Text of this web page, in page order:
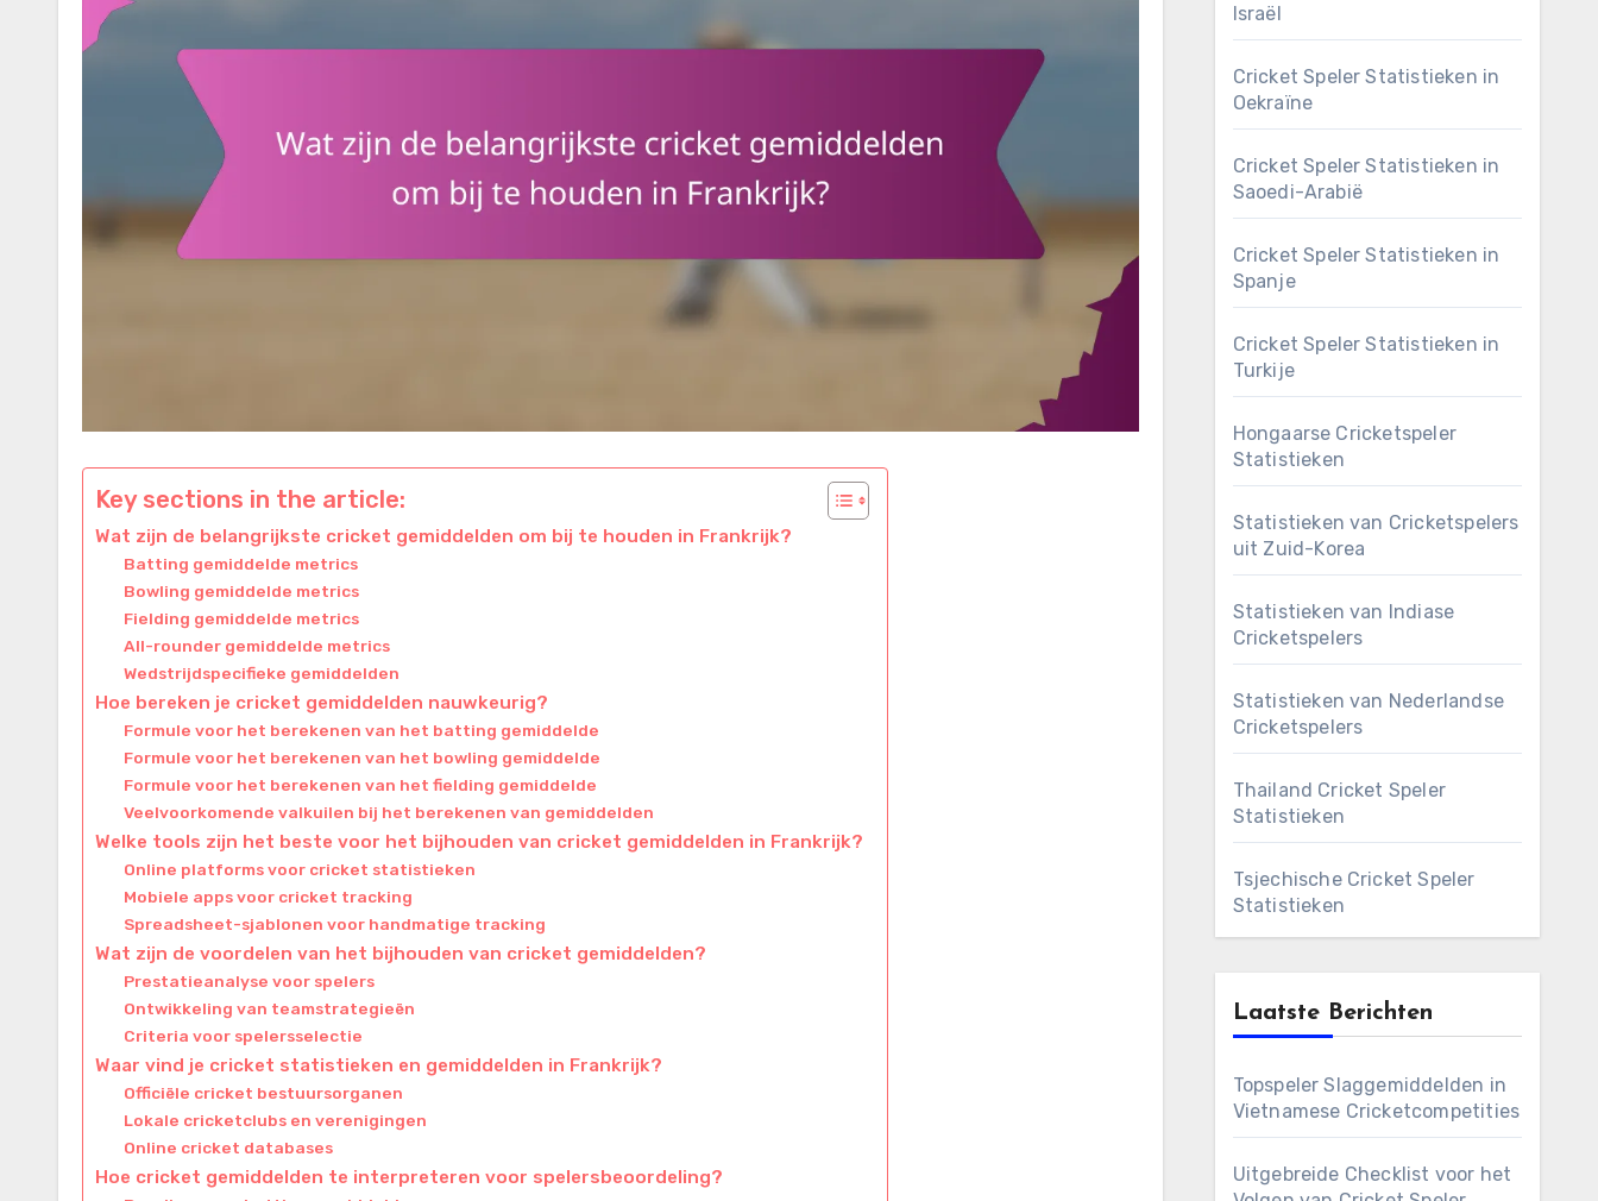
Key sections in the article:
Wat zijn de belangrijkste cricket gemiddelden om bij te houden in Frankrijk?
Batting gemiddelde metrics
Bowling gemiddelde metrics
Fielding gemiddelde metrics
All-rounder gemiddelde metrics
Wedstrijdspecifieke gemiddelden
Hoe bereken je cricket gemiddelden nauwkeurig?
Formule voor het berekenen van het batting gemiddelde
Formule voor het berekenen van het bowling gemiddelde
Formule voor het berekenen van het fielding gemiddelde
Veelvoorkomende valkuilen bij het berekenen van gemiddelden
Welke tools zijn het beste voor het bijhouden van cricket gemiddelden in Frankrijk?
Online platforms voor cricket statistieken
Mobiele apps voor cricket tracking
Spreadsheet-sjablonen voor handmatige tracking
Wat zijn de voordelen van het bijhouden van cricket gemiddelden?
Prestatieanalyse voor spelers
Ontwikkeling van teamstrategieën
Criteria voor spelersselectie
Waar vind je cricket statistieken en gemiddelden in Frankrijk?
Officiële cricket bestuursorganen
Lokale cricketclubs en verenigingen
Online cricket databases
Hoe cricket gemiddelden te interpreteren voor spelersbeoordeling?
Israël
Cricket Speler Statistieken in
Oekraïne
Cricket Speler Statistieken in
Saoedi-Arabië
Cricket Speler Statistieken in
Spanje
Cricket Speler Statistieken in
Turkije
Hongaarse Cricketspeler
Statistieken
Statistieken van Cricketspelers
uit Zuid-Korea
Statistieken van Indiase
Cricketspelers
Statistieken van Nederlandse
Cricketspelers
Thailand Cricket Speler
Statistieken
Tsjechische Cricket Speler
Statistieken
Laatste Berichten
Topspeler Slaggemiddelden in
Vietnamese Cricketcompetities
Uitgebreide Checklist voor het